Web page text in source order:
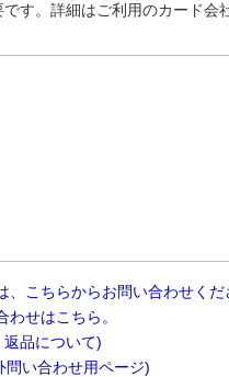
す。詳細はご利用のカード会
こちらからお問い合わせくだ
せはこちら。
品について)
い合わせ用ページ)